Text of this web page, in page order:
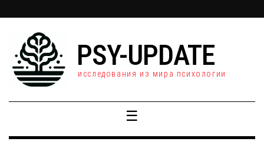
PSY-UPDATE
исследования из мира психологии
☰